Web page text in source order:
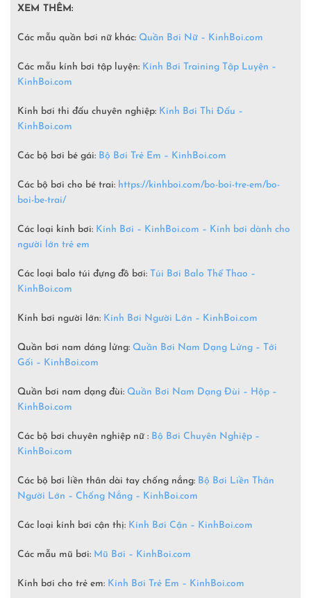
XEM THÊM:
Các mẫu quần bơi nữ khác: Quần Bơi Nữ – KinhBoi.com
Các mẫu kính bơi tập luyện: Kính Bơi Training Tập Luyện –
KinhBoi.com
Kính bơi thi đấu chuyên nghiệp: Kính Bơi Thi Đấu –
KinhBoi.com
Các bộ bơi bé gái: Bộ Bơi Trẻ Em – KinhBoi.com
Các bộ bơi cho bé trai: https://kinhboi.com/bo-boi-tre-em/bo-
boi-be-trai/
Các loại kính bơi: Kính Bơi – KinhBoi.com – Kính bơi dành cho
người lớn trẻ em
Các loại balo túi đựng đồ bơi: Túi Bơi Balo Thể Thao –
KinhBoi.com
Kính bơi người lớn: Kính Bơi Người Lớn – KinhBoi.com
Quần bơi nam dáng lửng: Quần Bơi Nam Dạng Lửng – Tới
Gối – KinhBoi.com
Quần bơi nam dạng đùi: Quần Bơi Nam Dạng Đùi – Hộp –
KinhBoi.com
Các bộ bơi chuyên nghiệp nữ : Bộ Bơi Chuyên Nghiệp –
KinhBoi.com
Các bộ bơi liền thân dài tay chống nắng: Bộ Bơi Liền Thân
Người Lớn – Chống Nắng – KinhBoi.com
Các loại kính bơi cận thị: Kính Bơi Cận – KinhBoi.com
Các mẫu mũ bơi: Mũ Bơi – KinhBoi.com
Kính bơi cho trẻ em: Kính Bơi Trẻ Em – KinhBoi.com